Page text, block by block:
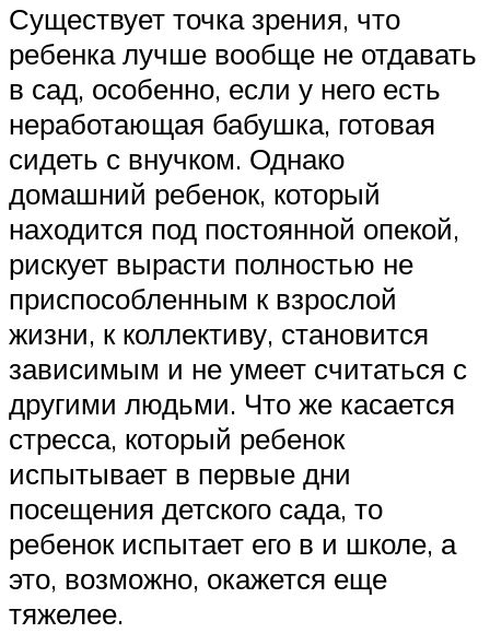
Существует точка зрения, что
ребенка лучше вообще не отдавать
в сад, особенно, если у него есть
неработающая бабушка, готовая
сидеть с внучком. Однако
домашний ребенок, который
находится под постоянной опекой,
рискует вырасти полностью не
приспособленным к взрослой
жизни, к коллективу, становится
зависимым и не умеет считаться с
другими людьми. Что же касается
стресса, который ребенок
испытывает в первые дни
посещения детского сада, то
ребенок испытает его в и школе, а
это, возможно, окажется еще
тяжелее.